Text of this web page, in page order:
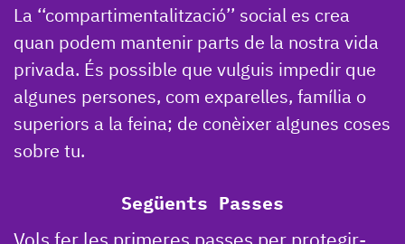
La ‘‘compartimentalització’’ social es crea
quan podem mantenir parts de la nostra vida
privada. És possible que vulguis impedir que
algunes persones, com exparelles, família o
superiors a la feina; de conèixer algunes coses
sobre tu.
Següents Passes